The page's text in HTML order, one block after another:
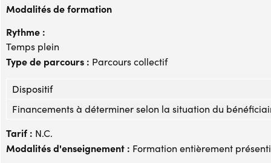
Modalités de formation
Rythme :
Temps plein
Type de parcours : Parcours collectif
Dispositif
Financements à déterminer selon la situation du
Tarif : N.C.
Modalités d'enseignement : Formation entièrement